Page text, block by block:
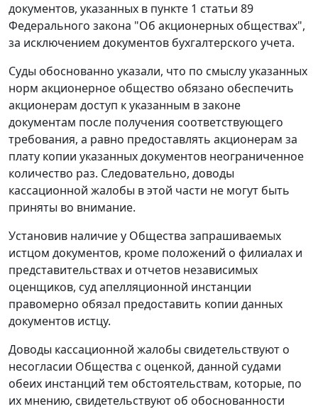
документов, указанных в пункте 1 статьи 89
Федерального закона "Об акционерных обществах",
за исключением документов бухгалтерского учета.
Суды обоснованно указали, что по смыслу указанных
норм акционерное общество обязано обеспечить
акционерам доступ к указанным в законе
документам после получения соответствующего
требования, а равно предоставлять акционерам за
плату копии указанных документов неограниченное
количество раз. Следовательно, доводы
кассационной жалобы в этой части не могут быть
приняты во внимание.
Установив наличие у Общества запрашиваемых
истцом документов, кроме положений о филиалах и
представительствах и отчетов независимых
оценщиков, суд апелляционной инстанции
правомерно обязал предоставить копии данных
документов истцу.
Доводы кассационной жалобы свидетельствуют о
несогласии Общества с оценкой, данной судами
обеих инстанций тем обстоятельствам, которые, по
их мнению, свидетельствуют об обоснованности